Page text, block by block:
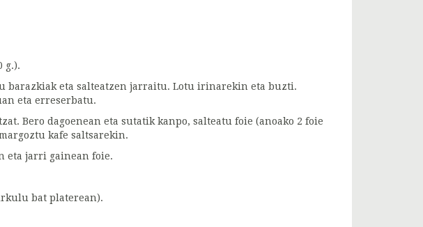
g.).
barazkiak eta salteatzen jarraitu. Lotu irinarekin eta buzti.
eta erreserbatu.
Bero dagoenean eta sutatik kanpo, salteatu foie (anoako 2 foie
kafe saltsarekin.
eta jarri gainean foie.
bat platerean).